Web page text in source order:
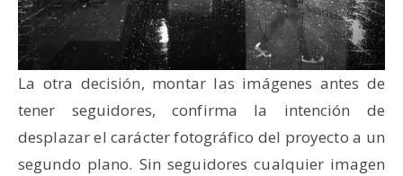
La otra decisión, montar las imágenes antes de
tener seguidores, confirma la intención de
desplazar el carácter fotográfico del proyecto a un
segundo plano. Sin seguidores cualquier imagen